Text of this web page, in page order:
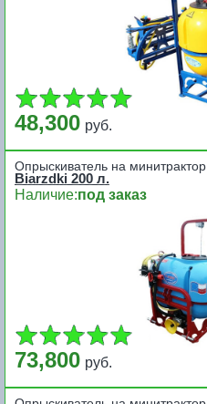
48,300 руб.
Опрыскиватель на минитрактор
Biarzdki 200 л.
Наличие:под заказ
73,800 руб.